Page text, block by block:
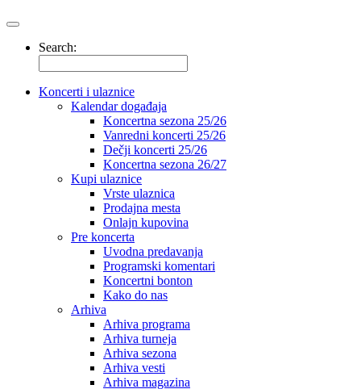
Search:
Koncerti i ulaznice
Kalendar događaja
Koncertna sezona 25/26
Vanredni koncerti 25/26
Dečji koncerti 25/26
Koncertna sezona 26/27
Kupi ulaznice
Vrste ulaznica
Prodajna mesta
Onlajn kupovina
Pre koncerta
Uvodna predavanja
Programski komentari
Koncertni bonton
Kako do nas
Arhiva
Arhiva programa
Arhiva turneja
Arhiva sezona
Arhiva vesti
Arhiva magazina